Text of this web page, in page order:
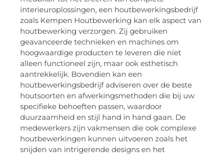
interieuroplossingen, een houtbewerkingsbedrijf
zoals Kempen Houtbewerking kan elk aspect van
houtbewerking verzorgen. Zij gebruiken
geavanceerde technieken en machines om
hoogwaardige producten te leveren die niet
alleen functioneel zijn, maar ook esthetisch
aantrekkelijk. Bovendien kan een
houtbewerkingsbedrijf adviseren over de beste
houtsoorten en afwerkingsmethoden die bij uw
specifieke behoeften passen, waardoor
duurzaamheid en stijl hand in hand gaan. De
medewerkers zijn vakmensen die ook complexe
houtbewerkingen kunnen uitvoeren zoals het
snijden van intrigerende designs en het